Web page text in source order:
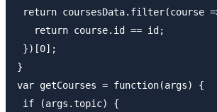
return coursesData.filter(course
   return course.id == id;
})[0];
}
var getCourses = function(args) {
if (args.topic) {